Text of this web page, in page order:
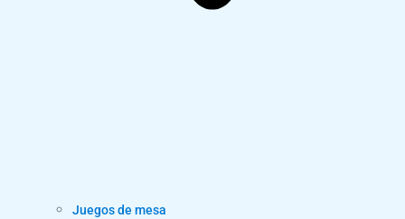
Juegos de mesa